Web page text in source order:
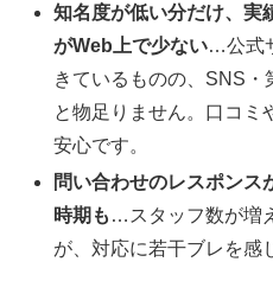
知名度が低い分だけ、実
がWeb上で少ない…公式
きているものの、SNS・
と物足りません。口コミ
安心です。
問い合わせのレスポンス
時期も …スタッフ数が増
が、対応に若干ブレを感